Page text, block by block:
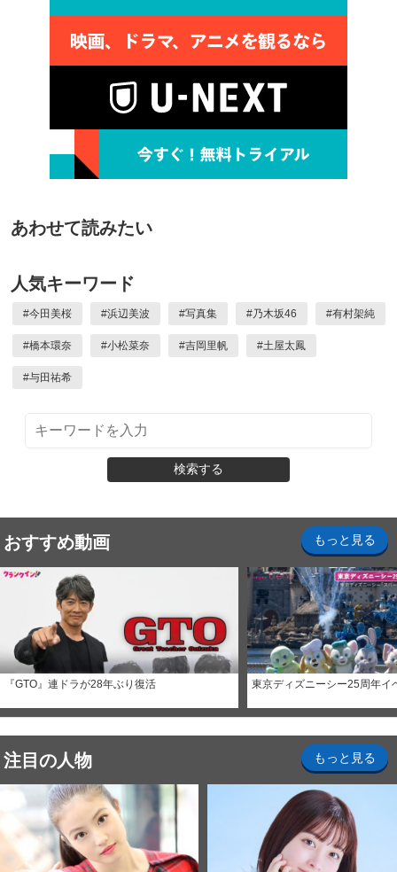
あわせて読みたい
人気キーワード
#今田美桜 #浜辺美波 #写真集 #乃木坂46 #有村架純
#橋本環奈 #小松菜奈 #吉岡里帆 #土屋太鳳
#与田祐希
検索する
おすすめ動画 もっと見る
『GTO』連ドラが28年ぶり復活 東京ディズニーシー25周年イ
注目の人物 もっと見る